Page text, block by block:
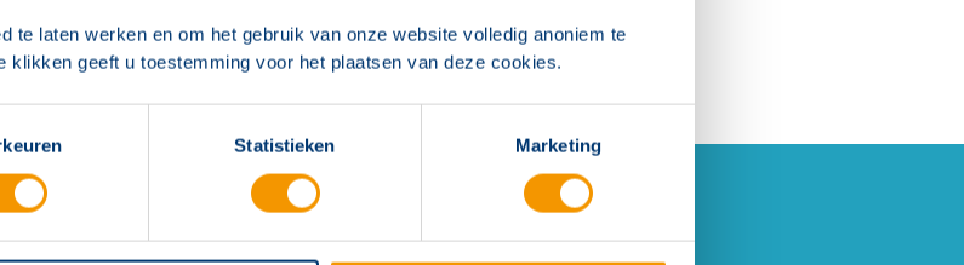
te laten werken en om het gebruik van onze website volledig anoniem te
geeft u toestemming voor het plaatsen van deze cookies.
Statistieken Marketing